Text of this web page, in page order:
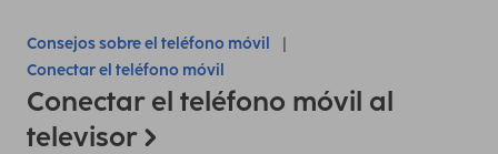
Consejos sobre el teléfono móvil
Conectar el teléfono móvil
Conectar el teléfono móvil al
televisor